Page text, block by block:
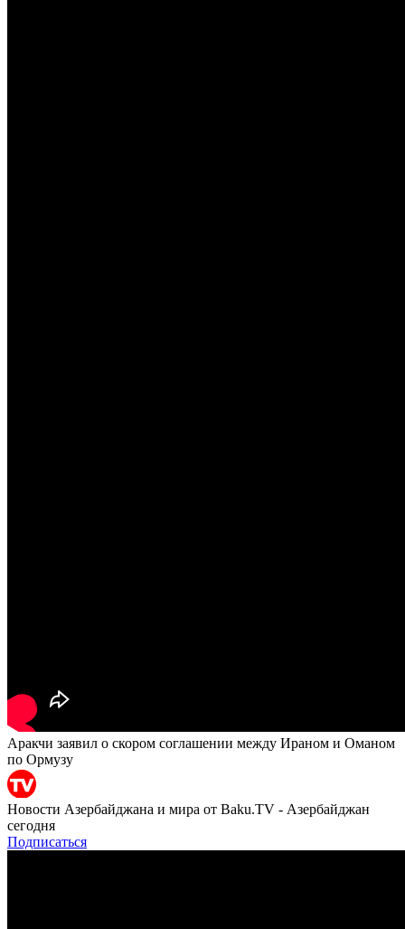
Аракчи заявил о скором соглашении между Ираном и Оманом
по Ормузу
Новости Азербайджана и мира от Baku.TV - Азербайджан
сегодня
Подписаться